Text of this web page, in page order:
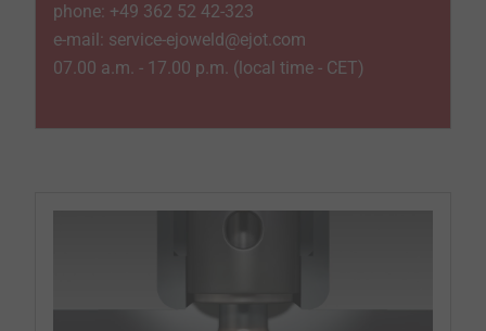
phone: +49 362 52 42-323
e-mail: service-ejoweld@ejot.com
07.00 a.m. - 17.00 p.m. (local time - CET)